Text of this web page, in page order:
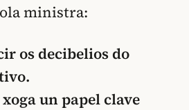
ministra:
os decibelios do
un papel clave